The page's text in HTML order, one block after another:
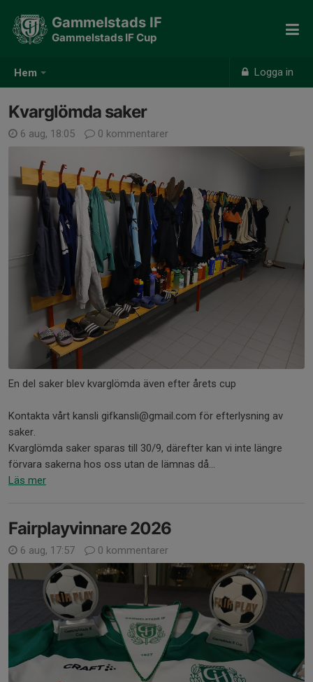
Hem Logga in
Gammelstads IF
Gammelstads IF Cup
Kvarglömda saker
6 aug, 18:05 0 kommentarer
En del saker blev kvarglömda även efter årets cup
Kontakta vårt kansli gifkansli@gmail.com för efterlysning av
saker.
Kvarglömda saker sparas till 30/9, därefter kan vi inte längre
förvara sakerna hos oss utan de lämnas då...
Läs mer
Fairplayvinnare 2026
6 aug, 17:57 0 kommentarer